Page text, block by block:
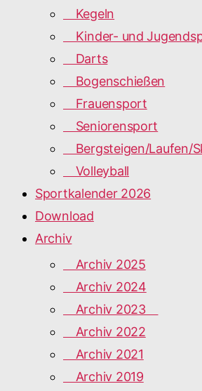
Kegeln
Kinder- und
Darts
Bogenschießen
Frauensport
Seniorensport
Bergsteigen/Laufen/
Volleyball
Sportkalender 2026
Download
Archiv
Archiv 2025
Archiv 2024
Archiv 2023
Archiv 2022
Archiv 2021
Archiv 2019